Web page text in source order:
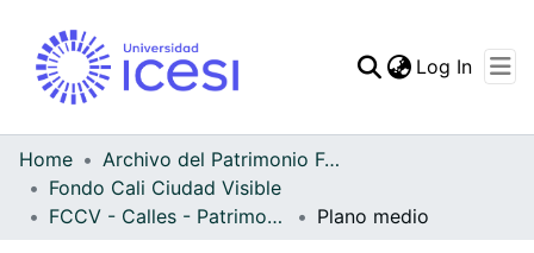
Log In
Home
Archivo del Patrimonio Fotográfico y Fílmico del Valle del Cauca
Fondo Cali Ciudad Visible
FCCV - Calles - Patrimonial
Plano medio